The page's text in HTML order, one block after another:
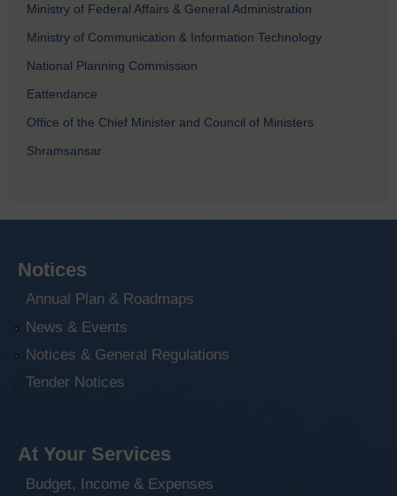
Ministry of Federal Affairs & General Administration
Ministry of Communication & Information Technology
National Planning Commission
Eattendance
Office of the Chief Minister and Council of Ministers
Shramsansar
Notices
Annual Plan & Roadmaps
News & Events
Notices & General Regulations
Tender Notices
At Your Services
Budget, Income & Expenses